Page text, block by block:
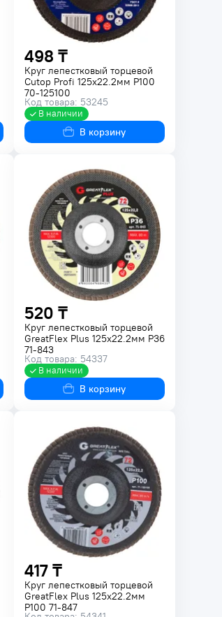
498 ₸
Круг лепестковый торцевой
Cutop Profi 125х22.2мм P100
70-125100
Код товара: 53245
В наличии
В корзину
520 ₸
Круг лепестковый торцевой
GreatFlex Plus 125х22.2мм P36
71-843
Код товара: 54337
В наличии
В корзину
417 ₸
Круг лепестковый торцевой
GreatFlex Plus 125х22.2мм
P100 71-847